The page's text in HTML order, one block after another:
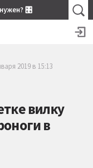
нужен? 🎛
2019 в 15:13
вилку
в